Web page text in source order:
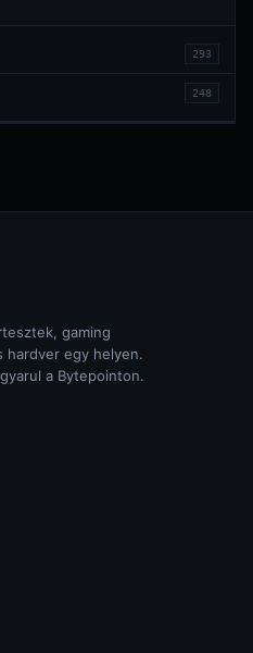
293
248
gaming
hardver egy helyen.
a Bytepointon.